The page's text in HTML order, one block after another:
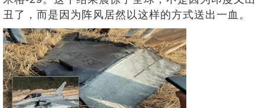
丑了，而是因为阵风居然以这样的方式送出一血。